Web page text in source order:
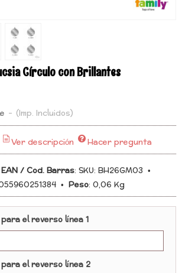
Círculo con Brillantes
- (Imp. Incluidos)
Ver descripción
Hacer pregunta
EAN / Cod. Barras: SKU: BH26GM03 •
• Peso: 0,06 Kg
el reverso línea 1
el reverso línea 2